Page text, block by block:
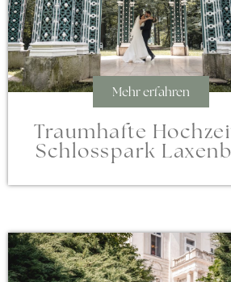
Mehr erfahren
Traumhafte
Schlosspark